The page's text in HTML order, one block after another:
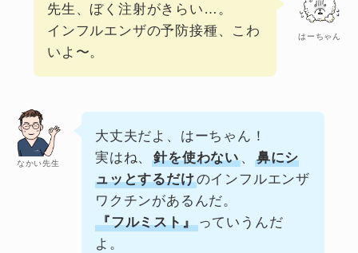
はーちゃん
先生、ぼく注射がきらい…。
インフルエンザの予防接種、こわ
いよ〜。
なかい先生
大丈夫だよ、はーちゃん！
実はね、針を使わない 、
鼻にシ
ュッとするだけのインフルエンザ
ワクチンがあるんだ。
『フルミスト』っていうんだ
よ。